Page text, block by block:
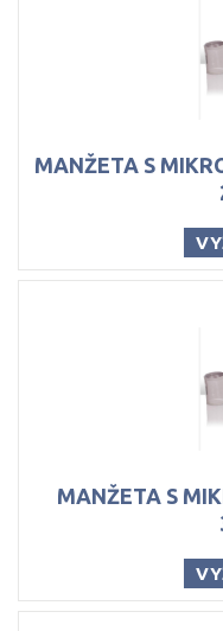
MANŽETA S
MANŽETA S